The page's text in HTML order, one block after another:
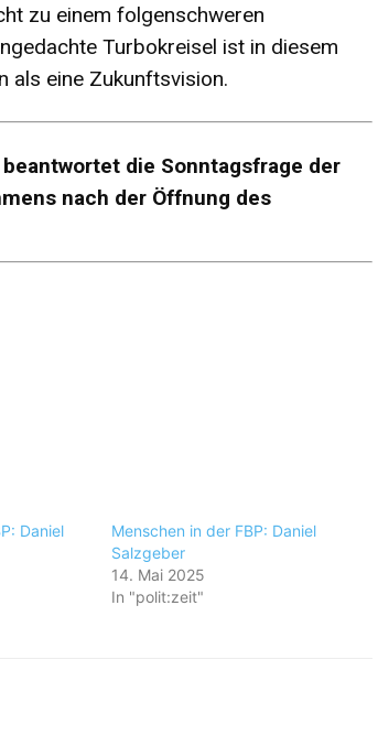
zu einem folgenschweren
Turbokreisel ist in diesem
als eine Zukunftsvision.
die Sonntagsfrage der
nach der Öffnung des
Daniel
Menschen in der FBP: Daniel
Salzgeber
14. Mai 2025
In "polit:zeit"